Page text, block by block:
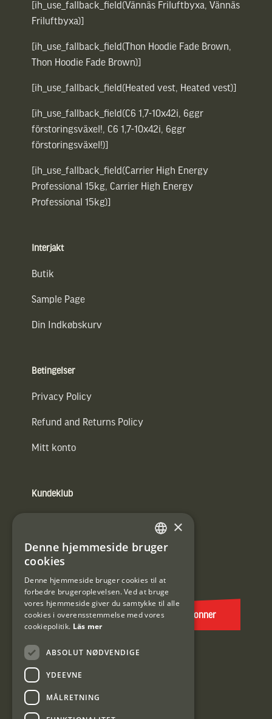
[ih_use_fallback_field(Vännäs Friluftbyxa, Vännäs
Friluftbyxa)]
[ih_use_fallback_field(Thon Hoodie Fade Brown,
Thon Hoodie Fade Brown)]
[ih_use_fallback_field(Heated vest, Heated vest)]
[ih_use_fallback_field(C6 1,7-10x42i, 6ggr
förstoringsväxel!, C6 1,7-10x42i, 6ggr
förstoringsväxel!)]
[ih_use_fallback_field(Carrier High Energy
Professional 15kg, Carrier High Energy
Professional 15kg)]
Interjakt
Butik
Sample Page
Din Indkøbskurv
Betingelser
Privacy Policy
Refund and Returns Policy
Mitt konto
Kundeklub
E-
post
(Påkrævet)
Abonner
SWEDISH
×
Denne hjemmeside bruger
cookies
Denne hjemmeside bruger cookies til at
forbedre brugeroplevelsen. Ved at bruge
vores hjemmeside giver du samtykke til alle
cookies i overensstemmelse med vores
cookiepolitik. Läs mer
ABSOLUT NØDVENDIGE
YDEEVNE
MÅLRETNING